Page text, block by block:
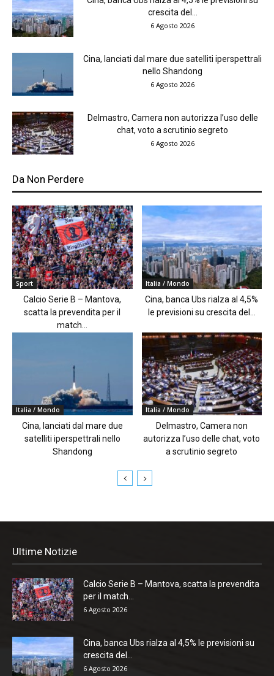
crescita del...
6 Agosto 2026
Cina, lanciati dal mare due satelliti iperspettrali
nello Shandong
6 Agosto 2026
Delmastro, Camera non autorizza l’uso delle
chat, voto a scrutinio segreto
6 Agosto 2026
Da Non Perdere
Sport
Calcio Serie B – Mantova,
scatta la prevendita per il
match...
Italia / Mondo
Cina, banca Ubs rialza al 4,5%
le previsioni su crescita del...
Italia / Mondo
Cina, lanciati dal mare due
satelliti iperspettrali nello
Shandong
Italia / Mondo
Delmastro, Camera non
autorizza l’uso delle chat, voto
a scrutinio segreto
Ultime Notizie
Calcio Serie B – Mantova, scatta la prevendita
per il match...
6 Agosto 2026
Cina, banca Ubs rialza al 4,5% le previsioni su
crescita del...
6 Agosto 2026